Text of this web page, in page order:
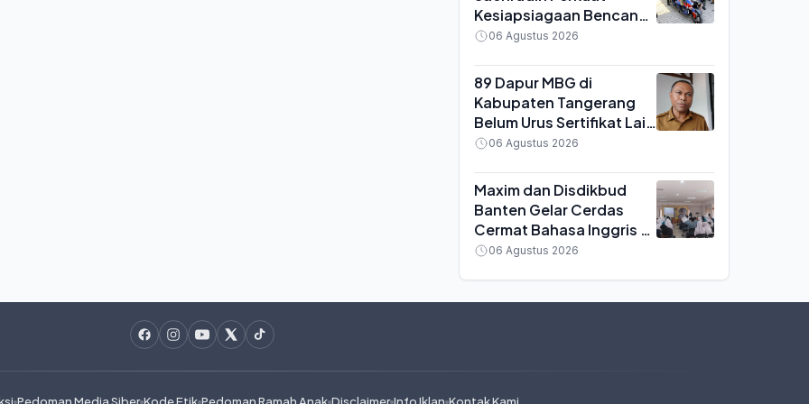
Kesiapsiagaan Bencana,
BPBD Terima 16 Unit
APAR
06 Agustus 2026
89 Dapur MBG di
Kabupaten Tangerang
Belum Urus Sertifikat Laik
Higiene, Terancam Sanksi
06 Agustus 2026
Maxim dan Disdikbud
Banten Gelar Cerdas
Cermat Bahasa Inggris di
Serang, SMA Negeri 6
06 Agustus 2026